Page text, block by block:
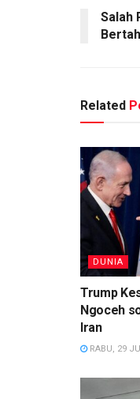
Salah
Related
DUNIA
Trump
Ngoceh
Iran
RABU, 29